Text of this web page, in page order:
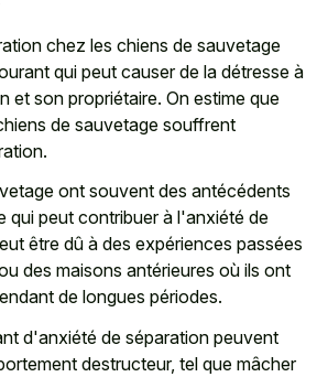
chez les chiens de sauvetage
qui peut causer de la détresse à
et son propriétaire. On estime que
de sauvetage souffrent
ont souvent des antécédents
qui peut contribuer à l'anxiété de
être dû à des expériences passées
des maisons antérieures où ils ont
de longues périodes.
d'anxiété de séparation peuvent
destructeur, tel que mâcher